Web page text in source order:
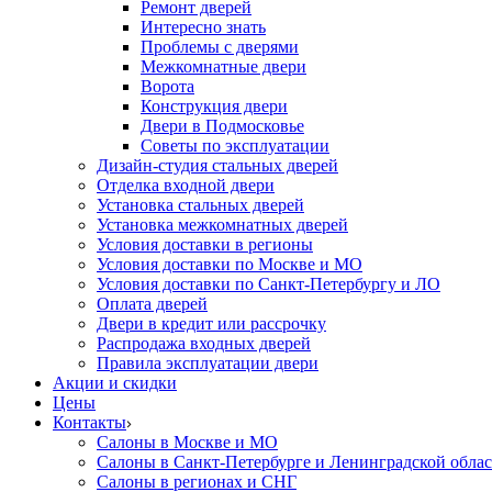
Ремонт дверей
Интересно знать
Проблемы с дверями
Межкомнатные двери
Ворота
Конструкция двери
Двери в Подмосковье
Cоветы по эксплуатации
Дизайн-студия стальных дверей
Отделка входной двери
Установка стальных дверей
Установка межкомнатных дверей
Условия доставки в регионы
Условия доставки по Москве и МО
Условия доставки по Санкт-Петербургу и ЛО
Оплата дверей
Двери в кредит или рассрочку
Распродажа входных дверей
Правила эксплуатации двери
Акции и скидки
Цены
Контакты
Салоны в Москве и МО
Салоны в Санкт-Петербурге и Ленинградской
Салоны в регионах и СНГ